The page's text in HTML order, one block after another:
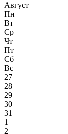
Август
Пн
Вт
Ср
Чт
Пт
Сб
Вс
27
28
29
30
31
1
2